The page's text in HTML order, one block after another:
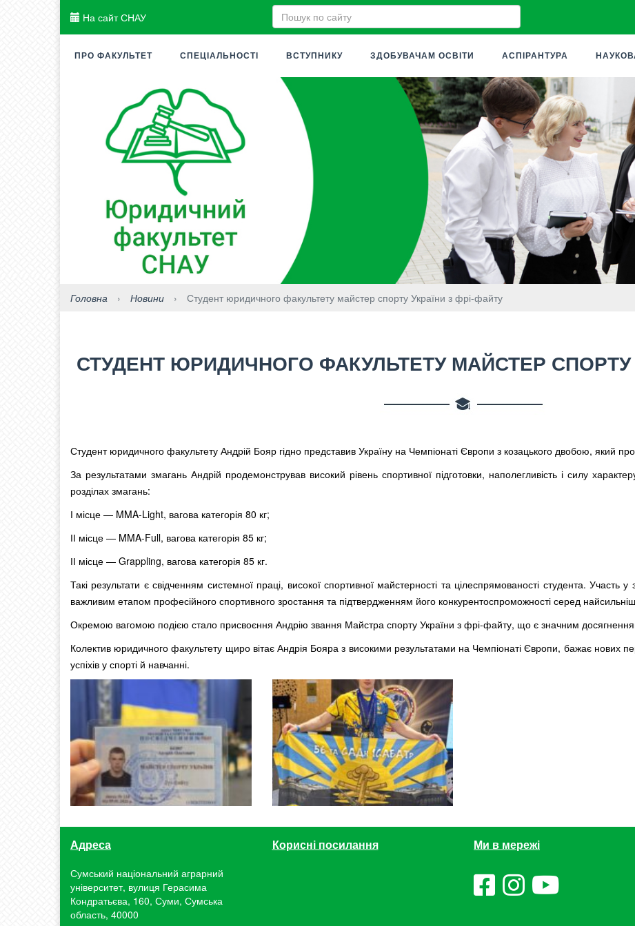
На сайт СНАУ
ПРО ФАКУЛЬТЕТ СПЕЦІАЛЬНОСТІ ВСТУПНИКУ ЗДОБУВАЧАМ ОСВІТИ АСПІРАНТУРА
Головна › Новини › Студент юридичного факультету майстер спорту України з фрі-файту
СТУДЕНТ ЮРИДИЧНОГО ФАКУЛЬТЕТУ МАЙСТЕР СПОРТУ
Студент юридичного факультету Андрій Бояр гідно представив Україну на Чемпіонаті Європи з козацького двобою, який
За результатами змагань Андрій продемонстрував високий рівень спортивної підготовки, наполегливість і силу
розділах змагань:
І місце — MMA-Light, вагова категорія 80 кг;
ІІ місце — MMA-Full, вагова категорія 85 кг;
ІІ місце — Grappling, вагова категорія 85 кг.
Такі результати є свідченням системної праці, високої спортивної майстерності та цілеспрямованості студента. Участь
важливим етапом професійного спортивного зростання та підтвердженням його конкурентоспроможності серед
Окремою вагомою подією стало присвоєння Андрію звання Майстра спорту України з фрі-файту, що є значним досягненням
Колектив юридичного факультету щиро вітає Андрія Бояра з високими результатами на Чемпіонаті Європи, бажає нових
успіхів у спорті й навчанні.
Адреса
Сумський національний аграрний
університет, вулиця Герасима
Кондратьєва, 160, Суми, Сумська
область, 40000
Корисні посилання Ми в мережі